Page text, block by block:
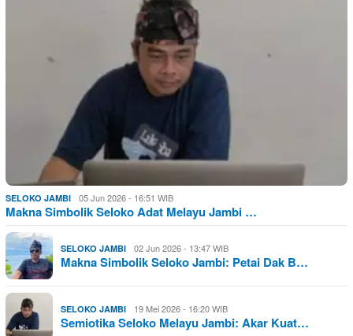
SELOKO JAMBI 05 Jun 2026 - 16:51 WIB
Makna Simbolik Seloko Adat Melayu Jambi …
SELOKO JAMBI 02 Jun 2026 - 13:47 WIB
Makna Simbolik Seloko Jambi: Petai Dak B…
SELOKO JAMBI 19 Mei 2026 - 16:20 WIB
Semiotika Seloko Melayu Jambi: Akar Kuat…